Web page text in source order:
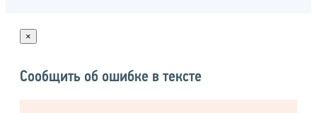
×
Сообщить об ошибке в тексте